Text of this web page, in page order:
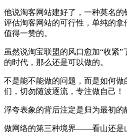
他说淘客网站建好了，一种莫名
评估淘客网站的可行性，单纯的
值得一赞的。
虽然说淘宝联盟的风口愈加“收紧
的时代，那么还是可以做的。
不是能不能做的问题，而是如何
们，切勿随波逐流，专注做自己！
浮夸表象的背后注定是归为最初的
做网络的第三种境界——看山还是